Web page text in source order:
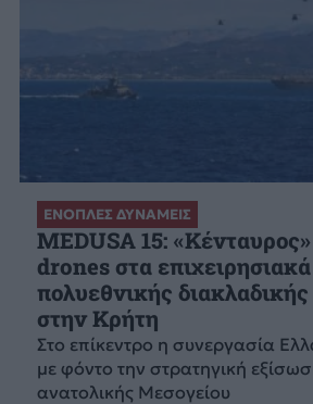
ΕΝΟΠΛΕΣ ΔΥΝΑΜΕΙΣ
MEDUSA 15:
drones στα
πολυεθνικής
στην Κρήτη
Στο επίκεντρο η συνεργασία
με φόντο την στρατηγική
ανατολικής Μεσογείου